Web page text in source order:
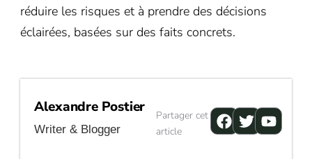
réduire les risques et à prendre des décisions
éclairées, basées sur des faits concrets.
Alexandre Postier
Writer & Blogger
Partager cet
article
Facebook
Twitter